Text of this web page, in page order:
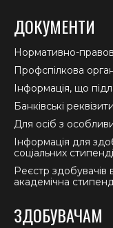
ДОКУМЕНТИ
Нормативно-
Профспілкова
Інформація, що
Банківські
Для осіб з
Інформація для
соціальних
Реєстр здобувачів
академічна
ЗДОБУВАЧАМ